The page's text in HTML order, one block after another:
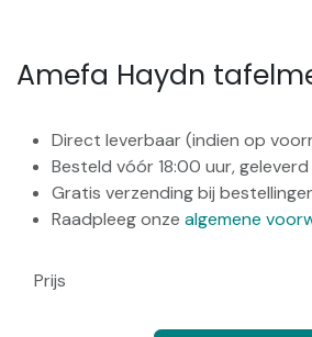
Amefa Haydn
Direct leverbaar (indien op
Besteld vóór 18:00 uur,
Gratis verzending bij
Raadpleeg onze algemene
Prijs